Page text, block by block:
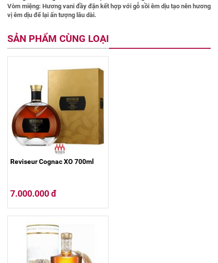
Vòm miệng: Hương vani đầy đặn kết hợp với gỗ sồi êm dịu tạo nên hương
vị êm dịu để lại ấn tượng lâu dài.
SẢN PHẨM CÙNG LOẠI
Reviseur Cognac XO 700ml
7.000.000 đ